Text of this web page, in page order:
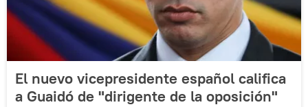
El nuevo vicepresidente español califica
a Guaidó de "dirigente de la oposición"